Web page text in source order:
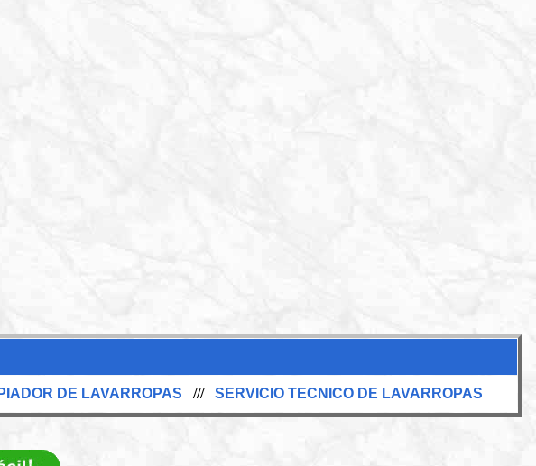
DE LAVARROPAS /// SERVICIO TECNICO DE LAVARROPAS